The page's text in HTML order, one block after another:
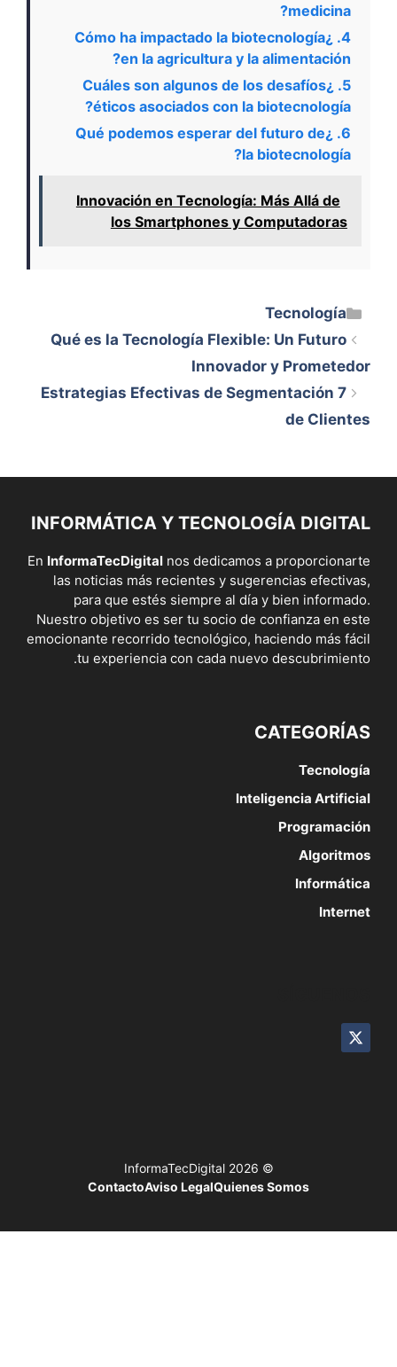
medicina?
4. ¿Cómo ha impactado la biotecnología
en la agricultura y la alimentación?
5. ¿Cuáles son algunos de los desafíos
éticos asociados con la biotecnología?
6. ¿Qué podemos esperar del futuro de
la biotecnología?
Innovación en Tecnología: Más Allá de
los Smartphones y Computadoras
Categorías
Tecnología
Qué es la Tecnología Flexible: Un Futuro
Innovador y Prometedor
7 Estrategias Efectivas de Segmentación
de Clientes
INFORMÁTICA Y TECNOLOGÍA DIGITAL
EnInformaTecDigital nos dedicamos a proporcionarte
las noticias más recientes y sugerencias efectivas,
para que estés siempre al día y bien informado.
Nuestro objetivo es ser tu socio de confianza en este
emocionante recorrido tecnológico, haciendo más fácil
tu experiencia con cada nuevo descubrimiento.
CATEGORÍAS
Tecnología
Inteligencia Artificial
Programación
Algoritmos
Informática
Internet
Quienes Somos
Aviso Legal
Contacto